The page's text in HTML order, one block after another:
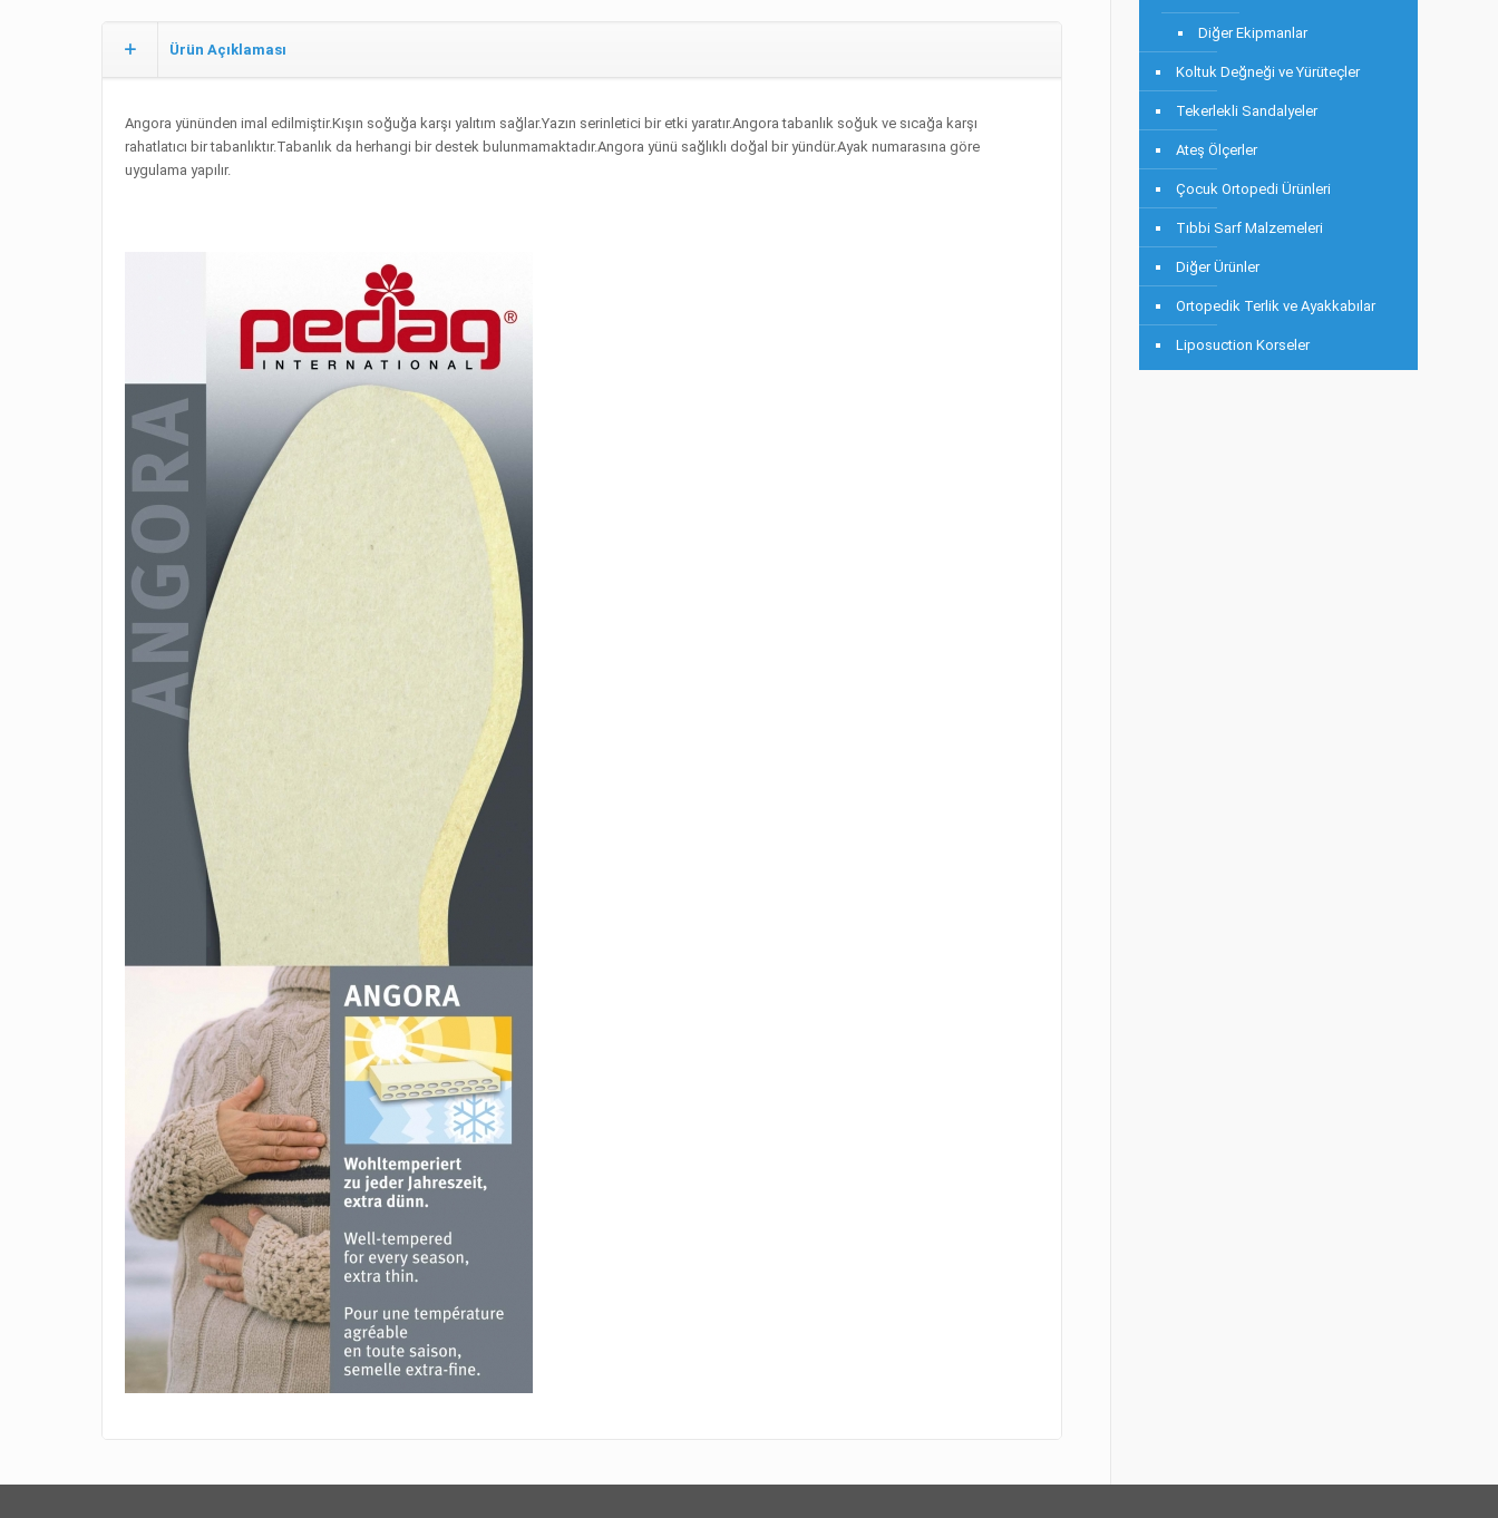
Ürün Açıklaması
Angora yününden imal edilmiştir.Kışın soğuğa karşı yalıtım sağlar.Yazın serinletici bir etki yaratır.Angora tabanlık soğuk ve sıcağa karşı
rahatlatıcı bir tabanlıktır.Tabanlık da herhangi bir destek bulunmamaktadır.Angora yünü sağlıklı doğal bir yündür.Ayak numarasına göre
uygulama yapılır.
Diğer Ekipmanlar
Koltuk Değneği ve Yürüteçler
Tekerlekli Sandalyeler
Ateş Ölçerler
Çocuk Ortopedi Ürünleri
Tıbbi Sarf Malzemeleri
Diğer Ürünler
Ortopedik Terlik ve Ayakkabılar
Liposuction Korseler